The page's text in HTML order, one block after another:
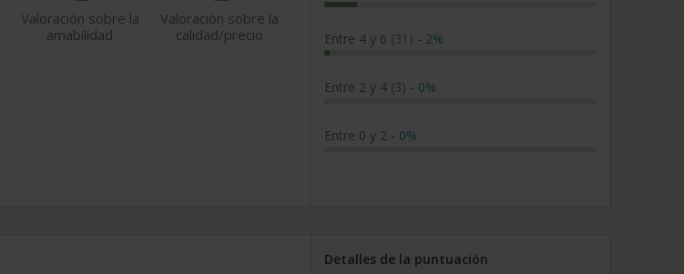
Valoración sobre la
amabilidad
Valoración sobre la
calidad/precio
Entre 4 y 6 (31) - 2%
Entre 2 y 4 (3) - 0%
Entre 0 y 2 - 0%
Detalles de la puntuación